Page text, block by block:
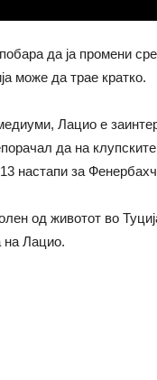
да ја промени
може да трае кратко.
Лацио е
да на
настапи за
од животот во
на Лацио.